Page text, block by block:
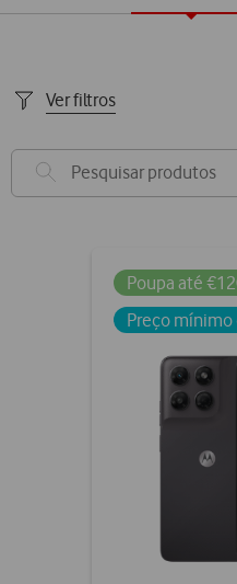
Ver filtros
Poupa até
Preço